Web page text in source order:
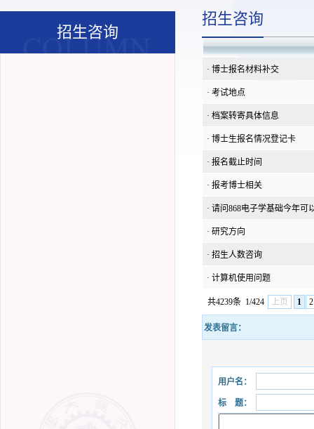
招生咨询
招生咨询
· 博士报名材料补交
· 考试地点
· 档案转寄具体信息
· 博士生报名情况登记卡
· 报名截止时间
· 报考博士相关
· 请问868电子学基础今年可
· 研究方向
· 招生人数咨询
· 计算机使用问题
共4239条 1/424 上页 1 2
发表留言：
用户名：
标 题：